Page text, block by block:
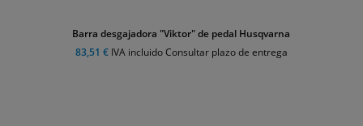
"Viktor" de pedal Husqvarna
IVA incluido Consultar plazo de entrega